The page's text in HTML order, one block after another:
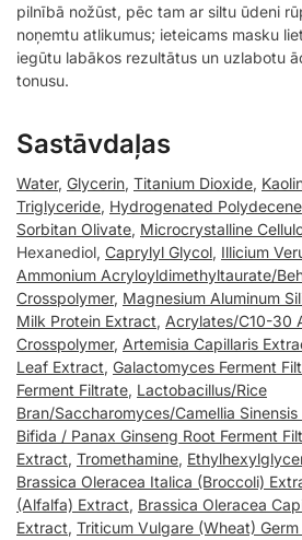
pilnībā nožūst, pēc tam ar siltu ūdeni
noņemtu atlikumus; ieteicams masku
iegūtu labākos rezultātus un uzlabotu
tonusu.
Sastāvdaļas
Water, Glycerin, Titanium Dioxide,
Triglyceride, Hydrogenated Polydecene
Sorbitan Olivate, Microcrystalline
Hexanediol, Caprylyl Glycol, Illicium
Ammonium Acryloyldimethyltaurate/
Crosspolymer, Magnesium Aluminum
Milk Protein Extract, Acrylates/C10-30
Crosspolymer, Artemisia Capillaris
Leaf Extract, Galactomyces Ferment
Ferment Filtrate, Lactobacillus/Rice
Bran/Saccharomyces/Camellia
Bifida / Panax Ginseng Root Ferment
Extract, Tromethamine,
Brassica Oleracea Italica (Broccoli)
(Alfalfa) Extract, Brassica Oleracea
Extract, Triticum Vulgare (Wheat)